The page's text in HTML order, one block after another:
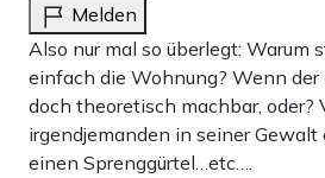
Melden
Also nur mal so überlegt: Warum
einfach die Wohnung? Wenn
doch theoretisch machbar, oder?
irgendjemanden in seiner
einen Sprenggürtel…etc….